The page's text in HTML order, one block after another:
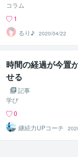
コラム
1
るり♪ 2020/04/22
時間の経過が今置
せる
記事
学び
0
継続力UPコーチ